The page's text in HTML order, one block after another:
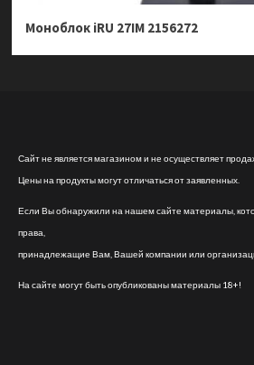
Моноблок iRU 27IM 2156272
Сайт не является магазином и не осуществляет
Цены на продукты могут отличаться от заявленных.
Если Вы обнаружили на нашем сайте материалы,
права,
принадлежащие Вам, Вашей компании или
На сайте могут быть опубликованы материалы 18+!